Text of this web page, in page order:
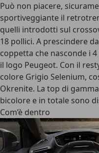
Può non piacere,
sportiveggiante il
quelli introdotti sul
18 pollici. A prescindere
coppetta che nasconde i
il logo Peugeot. Con il
colore Grigio Selenium,
Okrenite. La top di
bicolore e in totale sono
Com’è dentro